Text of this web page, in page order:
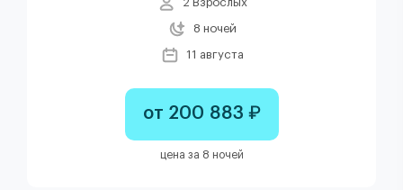
8 ночей
11 августа
от 200 883 ₽
цена за 8 ночей